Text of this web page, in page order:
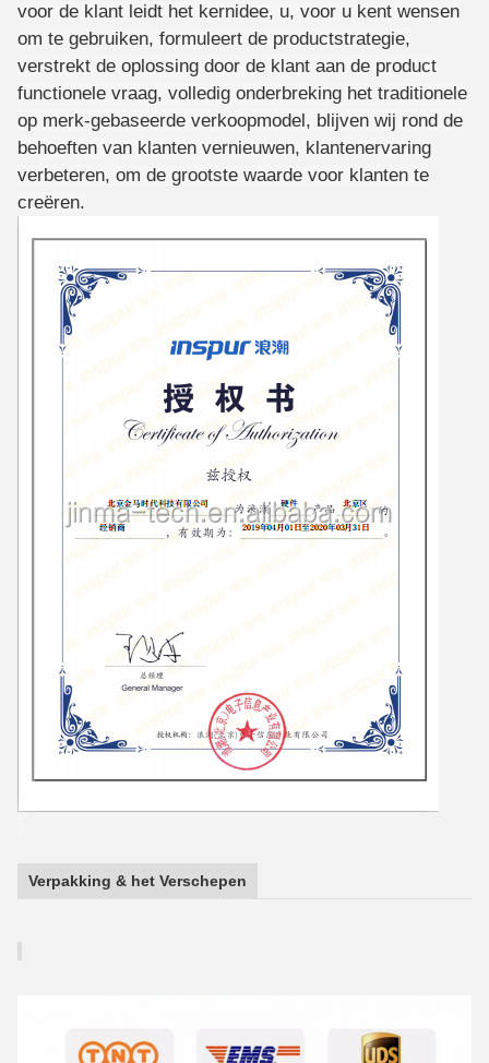
voor de klant leidt het kernidee, u, voor u kent wensen
om te gebruiken, formuleert de productstrategie,
verstrekt de oplossing door de klant aan de product
functionele vraag, volledig onderbreking het traditionele
op merk-gebaseerde verkoopmodel, blijven wij rond de
behoeften van klanten vernieuwen, klantenervaring
verbeteren, om de grootste waarde voor klanten te
creëren.
Verpakking & het Verschepen